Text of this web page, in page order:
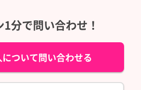
1分で問い合わせ！
ついて問い合わせる